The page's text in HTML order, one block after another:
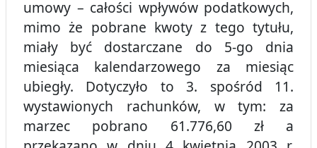
umowy – całości wpływów podatkowych,
mimo że pobrane kwoty z tego tytułu,
miały być dostarczane do 5-go dnia
miesiąca kalendarzowego za miesiąc
ubiegły. Dotyczyło to 3. spośród 11.
wystawionych rachunków, w tym: za
marzec pobrano 61.776,60 zł a